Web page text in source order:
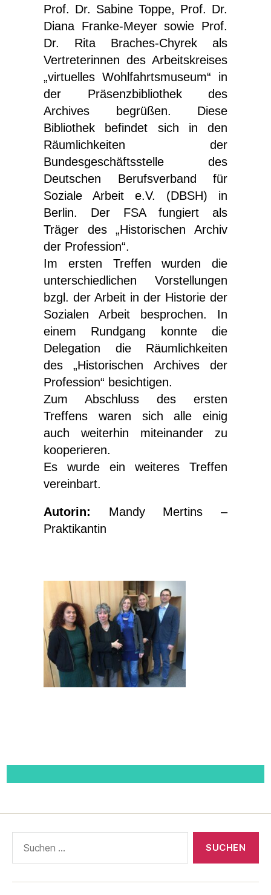
Prof. Dr. Sabine Toppe, Prof. Dr.
Diana Franke-Meyer sowie Prof.
Dr. Rita Braches-Chyrek als
Vertreterinnen des Arbeitskreises
„virtuelles Wohlfahrtsmuseum“ in
der Präsenzbibliothek des
Archives begrüßen. Diese
Bibliothek befindet sich in den
Räumlichkeiten der
Bundesgeschäftsstelle des
Deutschen Berufsverband für
Soziale Arbeit e.V. (DBSH) in
Berlin. Der FSA fungiert als
Träger des „Historischen Archiv
der Profession“.
Im ersten Treffen wurden die
unterschiedlichen Vorstellungen
bzgl. der Arbeit in der Historie der
Sozialen Arbeit besprochen. In
einem Rundgang konnte die
Delegation die Räumlichkeiten
des „Historischen Archives der
Profession“ besichtigen.
Zum Abschluss des ersten
Treffens waren sich alle einig
auch weiterhin miteinander zu
kooperieren.
Es wurde ein weiteres Treffen
vereinbart.
Autorin: Mandy Mertins –
Praktikantin
nach: